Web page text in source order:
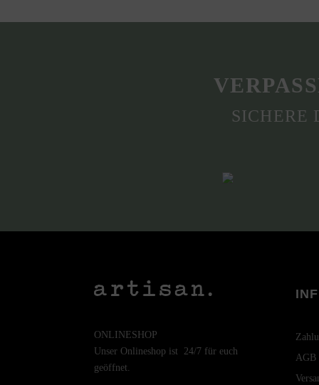
SICHERE
ONLINESHOP
Unser Onlineshop ist 24/7 für euch
geöffnet.
AGB